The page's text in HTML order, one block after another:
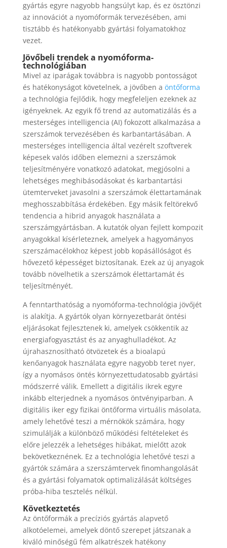
gyártás egyre nagyobb hangsúlyt kap, és ez ösztönzi
az innovációt a nyomóformák tervezésében, ami
tisztább és hatékonyabb gyártási folyamatokhoz
vezet.
Jövőbeli trendek a nyomóforma-
technológiában
Mivel az iparágak továbbra is nagyobb pontosságot
és hatékonyságot követelnek, a jövőben a öntőforma
a technológia fejlődik, hogy megfeleljen ezeknek az
igényeknek. Az egyik fő trend az automatizálás és a
mesterséges intelligencia (AI) fokozott alkalmazása a
szerszámok tervezésében és karbantartásában. A
mesterséges intelligencia által vezérelt szoftverek
képesek valós időben elemezni a szerszámok
teljesítményére vonatkozó adatokat, megjósolni a
lehetséges meghibásodásokat és karbantartási
ütemterveket javasolni a szerszámok élettartamának
meghosszabbítása érdekében. Egy másik feltörekvő
tendencia a hibrid anyagok használata a
szerszámgyártásban. A kutatók olyan fejlett kompozit
anyagokkal kísérleteznek, amelyek a hagyományos
szerszámacélokhoz képest jobb kopásállóságot és
hővezető képességet biztosítanak. Ezek az új anyagok
tovább növelhetik a szerszámok élettartamát és
teljesítményét.
A fenntarthatóság a nyomóforma-technológia jövőjét
is alakítja. A gyártók olyan környezetbarát öntési
eljárásokat fejlesztenek ki, amelyek csökkentik az
energiafogyasztást és az anyaghulladékot. Az
újrahasznosítható ötvözetek és a bioalapú
kenőanyagok használata egyre nagyobb teret nyer,
így a nyomásos öntés környezettudatosabb gyártási
módszerré válik. Emellett a digitális ikrek egyre
inkább elterjednek a nyomásos öntvényiparban. A
digitális iker egy fizikai öntőforma virtuális másolata,
amely lehetővé teszi a mérnökök számára, hogy
szimulálják a különböző működési feltételeket és
előre jelezzék a lehetséges hibákat, mielőtt azok
bekövetkeznének. Ez a technológia lehetővé teszi a
gyártók számára a szerszámtervek finomhangolását
és a gyártási folyamatok optimalizálását költséges
próba-hiba tesztelés nélkül.
Következtetés
Az öntőformák a precíziós gyártás alapvető
alkotóelemei, amelyek döntő szerepet játszanak a
kiváló minőségű fém alkatrészek hatékony